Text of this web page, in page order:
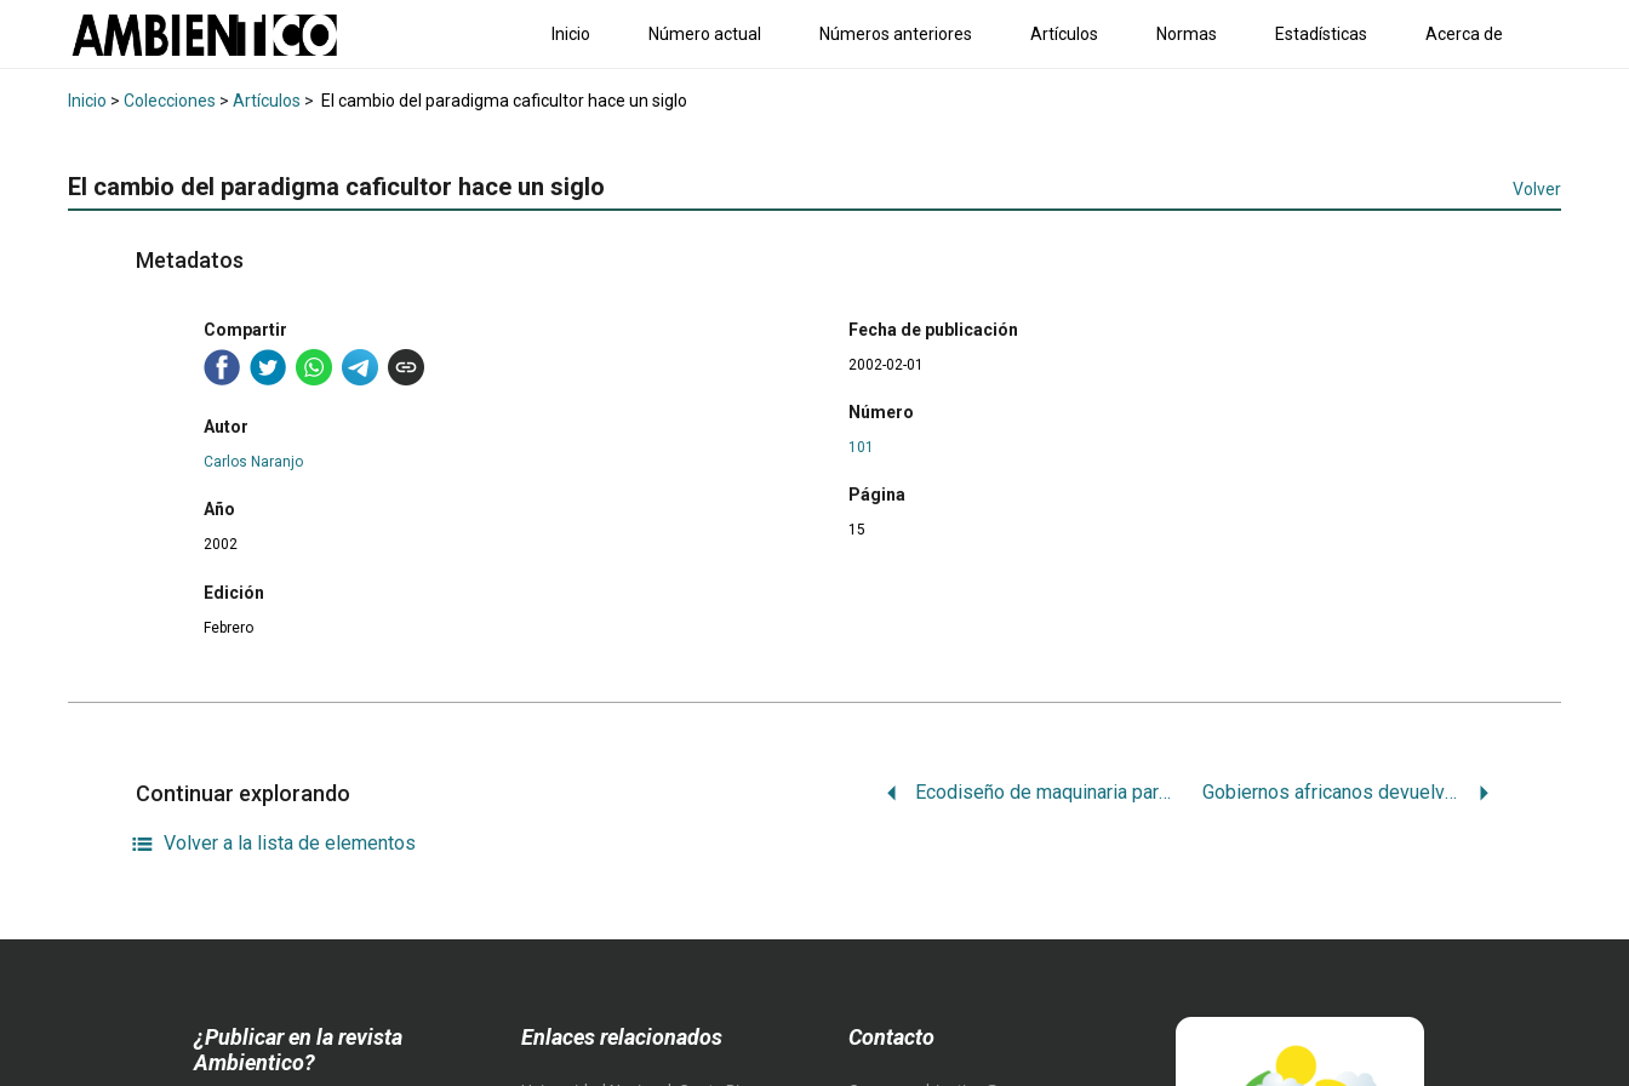
Inicio Número actual Números anteriores Artículos Normas Estadísticas Acerca de
Inicio > Colecciones > Artículos > El cambio del paradigma caficultor hace un siglo
El cambio del paradigma caficultor hace un siglo Volver
Metadatos
Compartir
Autor
Carlos Naranjo
Año
2002
Edición
Febrero
Fecha de publicación
2002-02-01
Número
101
Página
15
Continuar explorando Ecodiseño de maquinaria para el procesamiento de café Gobiernos africanos devuelven bosques a comunidades
Volver a la lista de elementos
¿Publicar en la revista
Ambientico?
Enlaces relacionados Contacto